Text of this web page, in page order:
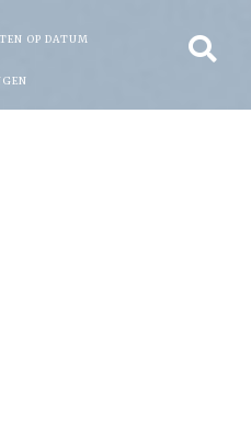
OP DATUM